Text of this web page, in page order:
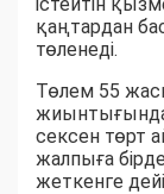
қаңтардан
төленеді.
Төлем 55
жиынтығында
сексен төрт
жалпыға
жеткенге